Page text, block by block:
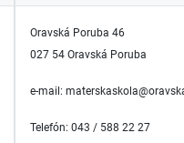
Oravská Poruba 46
027 54 Oravská Poruba
e-mail:
Telefón: 043 / 588 22 27